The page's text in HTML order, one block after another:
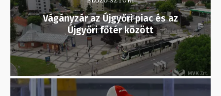
Vágányzár az Újgyőri piac és az
Újgyőri főtér között